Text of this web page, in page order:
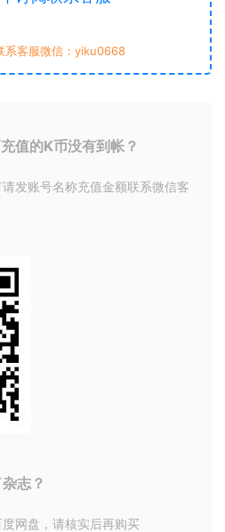
系客服微信：yiku0668
值的K币没有到帐？
发账号名称充值金额联系微信客
志？
网盘，请核实后再购买